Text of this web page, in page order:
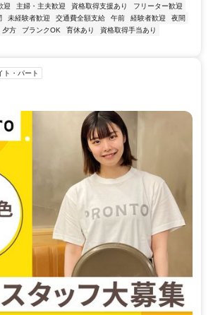
迎 主婦・主夫歓迎 資格取得支援あり
フリーター歓迎
未経験者歓迎 交通費全額支給 午前 経験者歓迎
夜間
夕方 ブランクOK 育休あり
資格取得手当あり
ト・パート